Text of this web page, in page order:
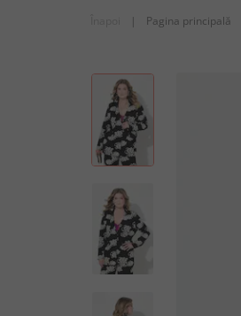
| Pagina principală